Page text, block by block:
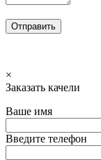
×
Заказать качели
Ваше имя
Введите телефон